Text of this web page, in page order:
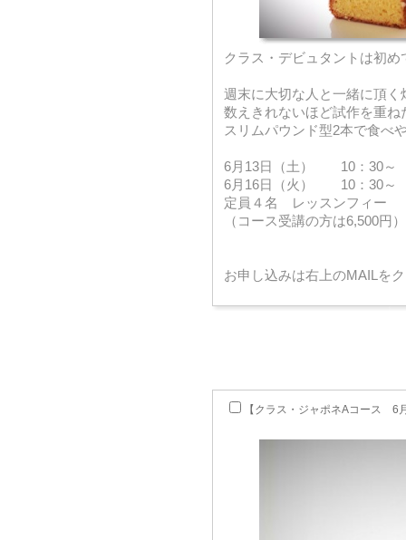
クラス・デビュタントは初
週末に大切な人と一緒に頂
数えきれないほど試作を重
スリムパウンド型2本で食べ
6月13日（土） 10：30
6月16日（火） 10：30
定員４名 レッスンフィー
（コース受講の方は6,500円）
お申し込みは右上のMAILを
【クラス・ジャポネAコース 6